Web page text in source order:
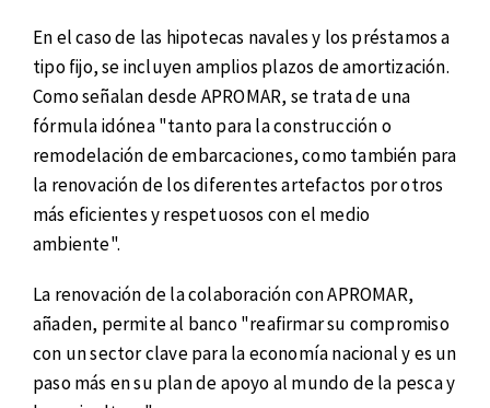
En el caso de las hipotecas navales y los préstamos a
tipo fijo, se incluyen amplios plazos de amortización.
Como señalan desde APROMAR, se trata de una
fórmula idónea "tanto para la construcción o
remodelación de embarcaciones, como también para
la renovación de los diferentes artefactos por otros
más eficientes y respetuosos con el medio
ambiente".
La renovación de la colaboración con APROMAR,
añaden, permite al banco "reafirmar su compromiso
con un sector clave para la economía nacional y es un
paso más en su plan de apoyo al mundo de la pesca y